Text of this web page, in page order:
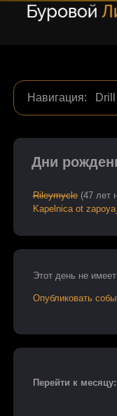
Навигация:
Дни
Rileymycle(47 лет
Kapelnica ot
Этот день не
Опубликовать
Перейти к месяцу: